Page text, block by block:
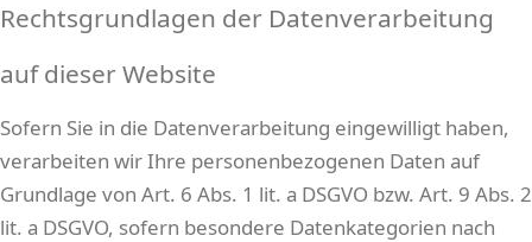
Rechtsgrundlagen der Datenverarbeitung
auf dieser Website
Sofern Sie in die Datenverarbeitung eingewilligt haben,
verarbeiten wir Ihre personenbezogenen Daten auf
Grundlage von Art. 6 Abs. 1 lit. a DSGVO bzw. Art. 9 Abs. 2
lit. a DSGVO, sofern besondere Datenkategorien nach